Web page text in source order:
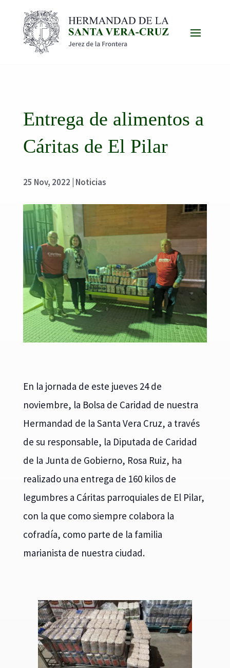
Entrega de alimentos a
Cáritas de El Pilar
25 Nov, 2022 Noticias
En la jornada de este jueves 24 de
noviembre, la Bolsa de Caridad de nuestra
Hermandad de la Santa Vera Cruz, a través
de su responsable, la Diputada de Caridad
de la Junta de Gobierno, Rosa Ruiz, ha
realizado una entrega de 160 kilos de
legumbres a Cáritas parroquiales de El Pilar,
con la que como siempre colabora la
cofradía, como parte de la familia
marianista de nuestra ciudad.